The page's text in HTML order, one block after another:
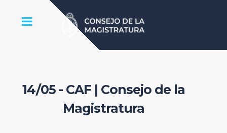
14/05 - CAF | Consejo de la
Magistratura